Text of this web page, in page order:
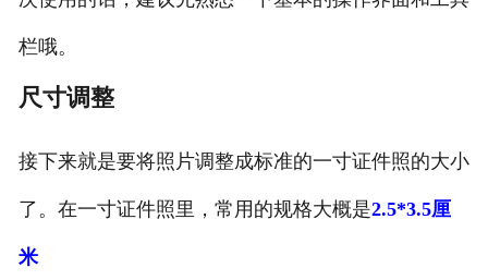
栏哦。
尺寸调整
接下来就是要将照片调整成标准的一寸证件照的大小
了。在一寸证件照里，常用的规格大概是2.5*3.5厘
米